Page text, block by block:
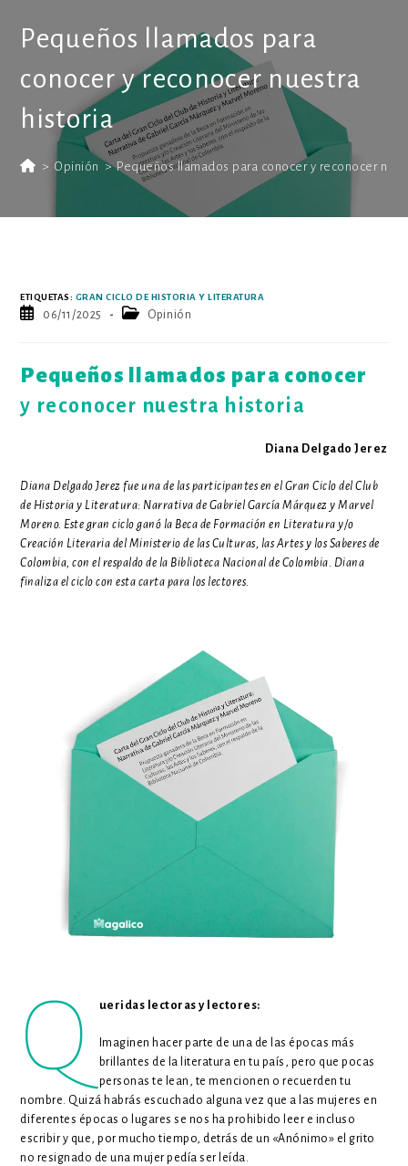
Pequeños llamados para
conocer y reconocer nuestra
historia
> Opinión > Pequeños llamados para conocer y reconocer
ETIQUETAS: GRAN CICLO DE HISTORIA Y LITERATURA
Publicación
06/11/2025
Categoría
entrada:
Opinión
Pequeños llamados para conocer
y reconocer nuestra historia
Diana Delgado Jerez
Diana Delgado Jerez fue una de las participantes en el Gran Ciclo del Club
de Historia y Literatura: Narrativa de Gabriel García Márquez y Marvel
Moreno. Este gran ciclo ganó la Beca de Formación en Literatura y/o
Creación Literaria del Ministerio de las Culturas, las Artes y los Saberes de
Colombia, con el respaldo de la Biblioteca Nacional de Colombia. Diana
finaliza el ciclo con esta carta para los lectores.
Q ueridas lectoras y lectores:
Imaginen hacer parte de una de las épocas más
brillantes de la literatura en tu país, pero que pocas
personas te lean, te mencionen o recuerden tu
nombre. Quizá habrás escuchado alguna vez que a las mujeres en
diferentes épocas o lugares se nos ha prohibido leer e incluso
escribir y que, por mucho tiempo, detrás de un «Anónimo» el grito
no resignado de una mujer pedía ser leída.